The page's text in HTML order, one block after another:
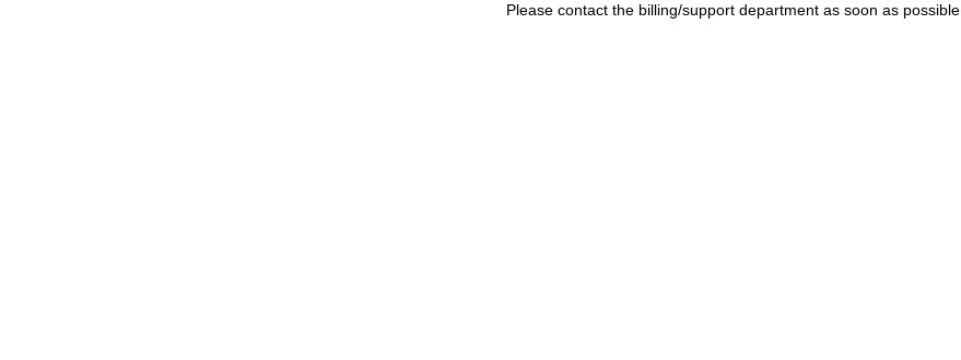
Please contact the billing/support department as soon as possible.